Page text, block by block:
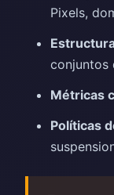
Pixels,
conjuntos
Métricas
Políticas